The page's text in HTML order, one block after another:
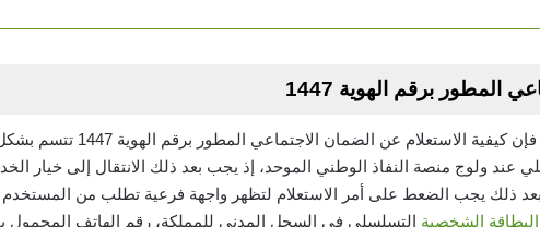
المطور برقم الهوية 1447
على الصعيد العملي فإن
ولوج منصة النفاذ الوطني الموحد، إذ يجب بعد ذلك الانتقال إلى خيار
بعد ذلك يجب الضعط على أمر الاستعلام لتظهر واجهة فرعية تطلب من
الشخصية التسلسلي في السجل المدني للمملكة، رقم الهاتف المحمول